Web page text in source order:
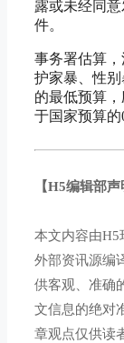
露或未经同
件。
事务署估算
护家暴、性
的最低预算
于国家预算的
【H5编辑部声
本文内容由H5
外部资讯源编
供客观、准确
文信息的绝对
章观点仅供读